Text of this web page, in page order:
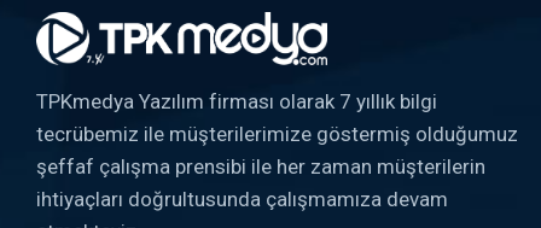
TPKmedya Yazılım firması olarak 7 yıllık bilgi
tecrübemiz ile müşterilerimize göstermiş olduğumuz
şeffaf çalışma prensibi ile her zaman müşterilerin
ihtiyaçları doğrultusunda çalışmamıza devam